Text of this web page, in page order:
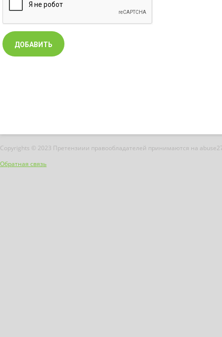
Copyrights © 2023 Претензиии правообладателей принимаются на
Обратная связь